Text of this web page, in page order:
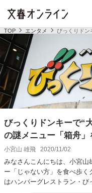
TOP エンタメ びっくりドン
びっくりドンキーで“
の謎メニュー「箱舟
小宮山 雄飛 2020/11/02
みなさんこんにちは、小宮山
ー「じゃない方」を食べ歩
はハンバーグレストラン・